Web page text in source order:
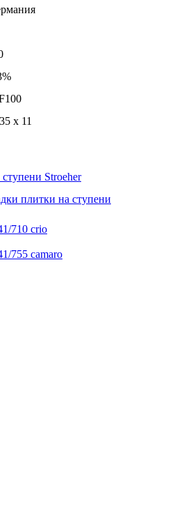
х 11
Stroeher
плитки на ступени
710 crio
755 camaro